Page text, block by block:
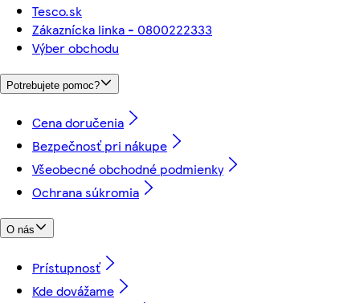
Tesco.sk
Zákaznícka linka - 0800222333
Výber obchodu
Potrebujete pomoc?
Cena doručenia
Bezpečnosť pri nákupe
Všeobecné obchodné podmienky
Ochrana súkromia
O nás
Prístupnosť
Kde dovážame